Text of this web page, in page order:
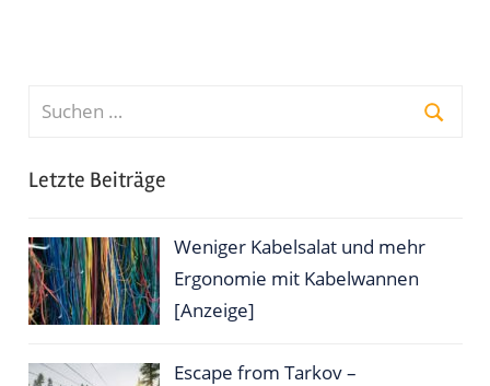
Suchen
Letzte Beiträge
Weniger Kabelsalat und mehr
Ergonomie mit Kabelwannen
[Anzeige]
Escape from Tarkov –